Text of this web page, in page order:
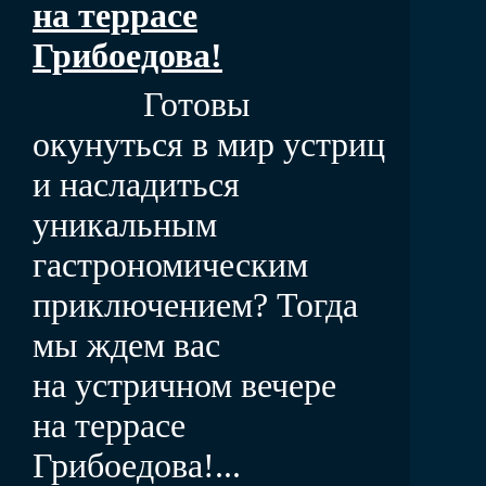
на террасе
Грибоедова!
Готовы
окунуться в мир устриц
и насладиться
уникальным
гастрономическим
приключением? Тогда
мы ждем вас
на устричном вечере
на террасе
Грибоедова!...